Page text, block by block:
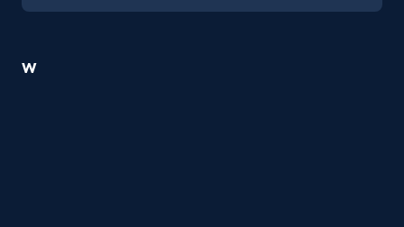
1
W